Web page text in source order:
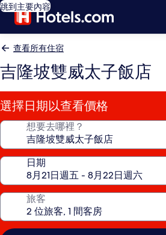
跳到主要內容
查看所有住宿
吉隆坡雙威太子飯店
選擇日期以查看價格
想要去哪裡？
日期
旅客